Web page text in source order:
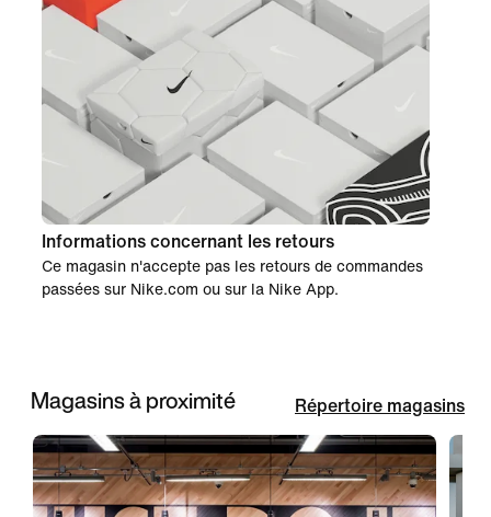
Informations concernant les retours
Ce magasin n'accepte pas les retours de commandes
passées sur Nike.com ou sur la Nike App.
Magasins à proximité Répertoire magasins